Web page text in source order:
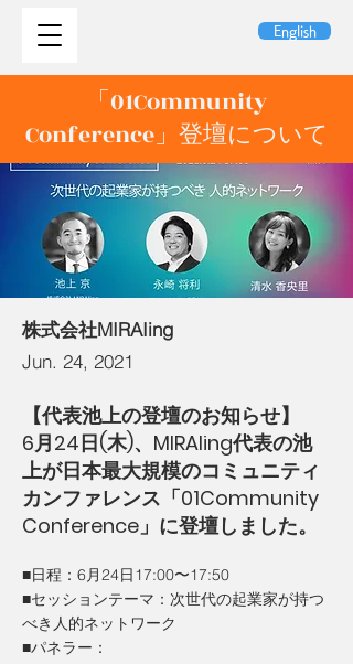
English
「01Community
Conference」登壇について
株式会社MIRAIing
Jun. 24, 2021
【代表池上の登壇のお知らせ】
6月24日(木)、MIRAIing代表の池
上が日本最大規模のコミュニティ
カンファレンス「01Community
Conference」に登壇しました。
■日程：6月24日17:00〜17:50
■セッションテーマ：次世代の起業家が持つ
べき人的ネットワーク
■パネラー：